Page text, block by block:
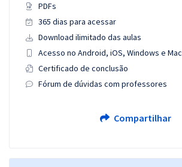
PDFs
365 dias para acessar
Download ilimitado das aulas
Acesso no Android, iOS, Windows e Mac
Certificado de conclusão
Fórum de dúvidas com professores
Compartilhar